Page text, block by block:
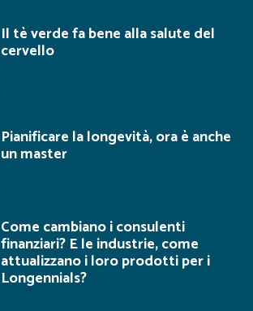
Il tè verde fa bene alla salute del
cervello
Pianificare la longevità, ora è anche
un master
Come cambiano i consulenti
finanziari? E le industrie, come
attualizzano i loro prodotti per i
Longennials?